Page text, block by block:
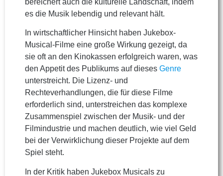
bereichert auch die kulturelle Landschaft, indem
es die Musik lebendig und relevant hält.
In wirtschaftlicher Hinsicht haben Jukebox-
Musical-Filme eine große Wirkung gezeigt, da
sie oft an den Kinokassen erfolgreich waren, was
den Appetit des Publikums auf dieses Genre
unterstreicht. Die Lizenz- und
Rechteverhandlungen, die für diese Filme
erforderlich sind, unterstreichen das komplexe
Zusammenspiel zwischen der Musik- und der
Filmindustrie und machen deutlich, wie viel Geld
bei der Verwirklichung dieser Projekte auf dem
Spiel steht.
In der Kritik haben Jukebox Musicals zu